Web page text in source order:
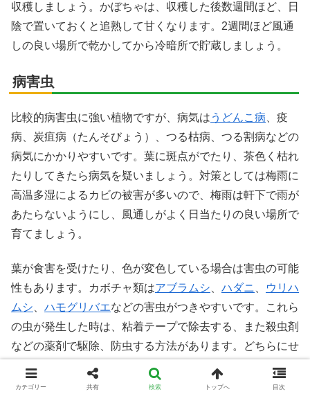
収穫しましょう。かぼちゃは、収穫した後数週間ほど、日
陰で置いておくと追熟して甘くなります。2週間ほど風通
しの良い場所で乾かしてから冷暗所で貯蔵しましょう。
病害虫
比較的病害虫に強い植物ですが、病気は うどんこ病 、疫
病、炭疽病（たんそびょう）、つる枯病、つる割病などの
病気にかかりやすいです。葉に斑点がでたり、茶色く枯れ
たりしてきたら病気を疑いましょう。対策としては梅雨に
高温多湿によるカビの被害が多いので、梅雨は軒下で雨が
あたらないようにし、風通しがよく日当たりの良い場所で
育てましょう。
葉が食害を受けたり、色が変色している場合は害虫の可能
性もあります。カボチャ類はアブラムシ ハダニ
ウリハ
ムシ
ハモグリバエなどの害虫がつきやすいです。これら
の虫が発生した時は、粘着テープで除去する、また殺虫剤
などの薬剤で駆除、防虫する方法があります。どちらにせ
よ、早く対応するに越したことはないので、発見した時は
すぐに駆除し、防除を心掛けるようにしましょう。
カテゴリー 共有 検索 トップへ 目次